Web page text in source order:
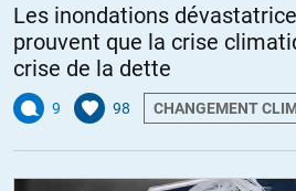
Les inondations
prouvent que la crise
crise de la dette
9 98 CHANGEMENT